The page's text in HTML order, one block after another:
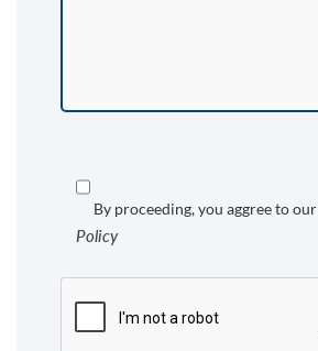
By proceeding, you aggree to our
Policy